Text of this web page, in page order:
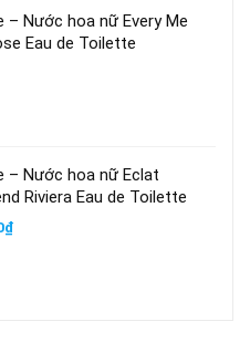
– Nước hoa nữ Every Me
Eau de Toilette
– Nước hoa nữ Eclat
Riviera Eau de Toilette
₫Giá